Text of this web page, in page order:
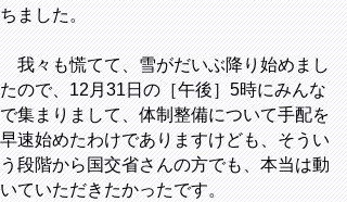
ちました。
我々も慌てて、雪がだいぶ降り始めまし
たので、12月31日の［午後］5時にみんな
で集まりまして、体制整備について手配を
早速始めたわけでありますけども、そうい
う段階から国交省さんの方でも、本当は動
いていただきたかったです。